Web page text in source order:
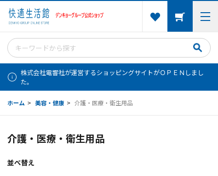
株式会社電響社が運営するショッピングサイトがＯＰＥＮしまし
た。
ホーム > 美容・健康 > 介護・医療・衛生用品
介護・医療・衛生用品
並べ替え